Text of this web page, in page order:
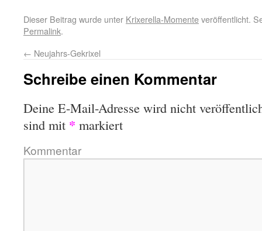
Dieser Beitrag wurde unter Krixerella-Momenteveröffentlicht.
Permalink.
← Neujahrs-Gekrixel
Schreibe einen Kommentar
Deine E-Mail-Adresse wird nicht
sind mit * markiert
Kommentar